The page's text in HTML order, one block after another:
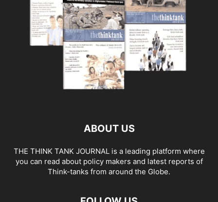
ABOUT US
THE THINK TANK JOURNAL is a leading platform where
you can read about policy makers and latest reports of
Think-tanks from around the Globe.